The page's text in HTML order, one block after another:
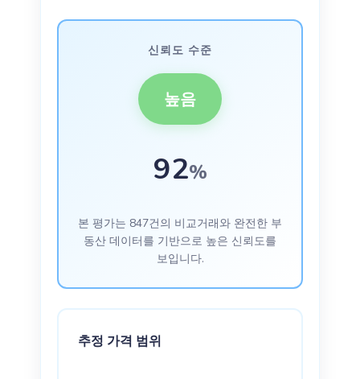
신뢰도 수준
높음
92%
본 평가는 847건의 비교거래와 완전한 부
동산 데이터를 기반으로 높은 신뢰도를
보입니다.
추정 가격 범위